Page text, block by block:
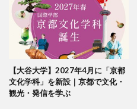
【大谷大学】2027年4月に「京都
文化学科」を新設｜京都で文化・
観光・発信を学ぶ